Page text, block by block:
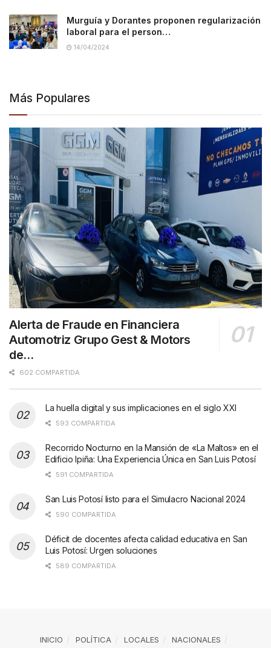
Murguía y Dorantes proponen regularización
laboral para el person…
14/04/2024
Más Populares
Alerta de Fraude en Financiera
Automotriz Grupo Gest & Motors
de…
602 COMPARTIDA
La huella digital y sus implicaciones en el siglo XXI
593 COMPARTIDA
Recorrido Nocturno en la Mansión de «La Maltos» en el
Edificio Ipiña: Una Experiencia Única en San Luis Potosí
591 COMPARTIDA
San Luis Potosí listo para el Simulacro Nacional 2024
590 COMPARTIDA
Déficit de docentes afecta calidad educativa en San
Luis Potosí: Urgen soluciones
589 COMPARTIDA
INICIO POLÍTICA LOCALES
NACIONALES